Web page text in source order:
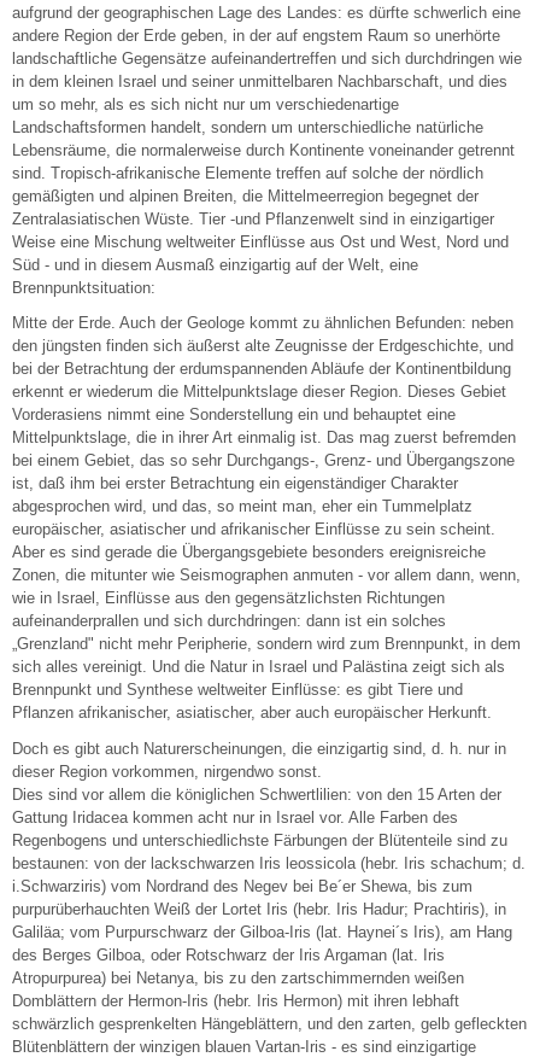
aufgrund der geographischen Lage des Landes: es dürfte schwerlich eine
andere Region der Erde geben, in der auf engstem Raum so unerhörte
landschaftliche Gegensätze aufeinandertreffen und sich durchdringen wie
in dem kleinen Israel und seiner unmittelbaren Nachbarschaft, und dies
um so mehr, als es sich nicht nur um verschiedenartige
Landschaftsformen handelt, sondern um unterschiedliche natürliche
Lebensräume, die normalerweise durch Kontinente voneinander getrennt
sind. Tropisch-afrikanische Elemente treffen auf solche der nördlich
gemäßigten und alpinen Breiten, die Mittelmeerregion begegnet der
Zentralasiatischen Wüste. Tier -und Pflanzenwelt sind in einzigartiger
Weise eine Mischung weltweiter Einflüsse aus Ost und West, Nord und
Süd - und in diesem Ausmaß einzigartig auf der Welt, eine
Brennpunktsituation:
Mitte der Erde. Auch der Geologe kommt zu ähnlichen Befunden: neben
den jüngsten finden sich äußerst alte Zeugnisse der Erdgeschichte, und
bei der Betrachtung der erdumspannenden Abläufe der Kontinentbildung
erkennt er wiederum die Mittelpunktslage dieser Region. Dieses Gebiet
Vorderasiens nimmt eine Sonderstellung ein und behauptet eine
Mittelpunktslage, die in ihrer Art einmalig ist. Das mag zuerst befremden
bei einem Gebiet, das so sehr Durchgangs-, Grenz- und Übergangszone
ist, daß ihm bei erster Betrachtung ein eigenständiger Charakter
abgesprochen wird, und das, so meint man, eher ein Tummelplatz
europäischer, asiatischer und afrikanischer Einflüsse zu sein scheint.
Aber es sind gerade die Übergangsgebiete besonders ereignisreiche
Zonen, die mitunter wie Seismographen anmuten - vor allem dann, wenn,
wie in Israel, Einflüsse aus den gegensätzlichsten Richtungen
aufeinanderprallen und sich durchdringen: dann ist ein solches
„Grenzland" nicht mehr Peripherie, sondern wird zum Brennpunkt, in dem
sich alles vereinigt. Und die Natur in Israel und Palästina zeigt sich als
Brennpunkt und Synthese weltweiter Einflüsse: es gibt Tiere und
Pflanzen afrikanischer, asiatischer, aber auch europäischer Herkunft.
Doch es gibt auch Naturerscheinungen, die einzigartig sind, d. h. nur in
dieser Region vorkommen, nirgendwo sonst.
Dies sind vor allem die königlichen Schwertlilien: von den 15 Arten der
Gattung Iridacea kommen acht nur in Israel vor. Alle Farben des
Regenbogens und unterschiedlichste Färbungen der Blütenteile sind zu
bestaunen: von der lackschwarzen Iris leossicola (hebr. Iris schachum; d.
i.Schwarziris) vom Nordrand des Negev bei Be´er Shewa, bis zum
purpurüberhauchten Weiß der Lortet Iris (hebr. Iris Hadur; Prachtiris), in
Galiläa; vom Purpurschwarz der Gilboa-Iris (lat. Haynei´s Iris), am Hang
des Berges Gilboa, oder Rotschwarz der Iris Argaman (lat. Iris
Atropurpurea) bei Netanya, bis zu den zartschimmernden weißen
Domblättern der Hermon-Iris (hebr. Iris Hermon) mit ihren lebhaft
schwärzlich gesprenkelten Hängeblättern, und den zarten, gelb gefleckten
Blütenblättern der winzigen blauen Vartan-Iris - es sind einzigartige